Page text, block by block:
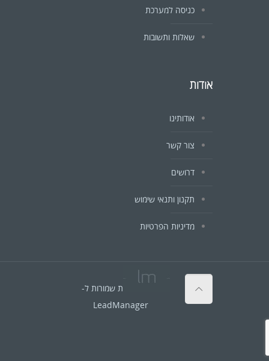
כניסה למערכת
שאלות ותשובות
אודות
אודותינו
צור קשר
דרושים
תקנון ותנאי שימוש
מדיניות הפרטיות
© כל הזכויות שמורות ל-
LeadManager